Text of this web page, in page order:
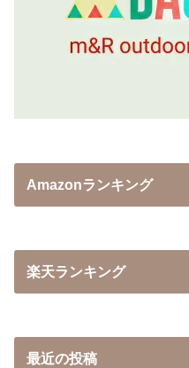
Amazonランキング
楽天ランキング
最近の投稿